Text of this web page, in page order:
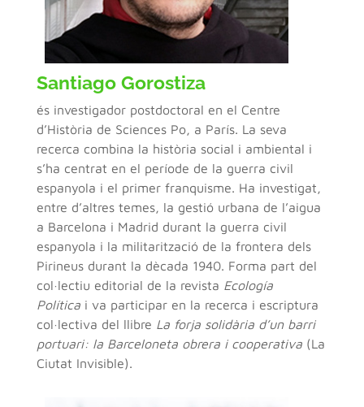
Santiago Gorostiza
és investigador postdoctoral en el Centre
d’Història de Sciences Po, a París. La seva
recerca combina la història social i ambiental i
s’ha centrat en el període de la guerra civil
espanyola i el primer franquisme. Ha investigat,
entre d’altres temes, la gestió urbana de l’aigua
a Barcelona i Madrid durant la guerra civil
espanyola i la militarització de la frontera dels
Pirineus durant la dècada 1940. Forma part del
col·lectiu editorial de la revista Ecología
Políticai va participar en la recerca i escriptura
col·lectiva del llibre La forja solidària d’un barri
portuari: la Barceloneta obrera i cooperativa(La
Ciutat Invisible).